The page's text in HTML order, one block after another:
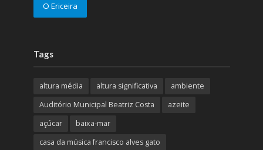
O Ericeira
Tags
altura média altura significativa
ambiente
Auditório Municipal Beatriz Costa
azeite
açúcar
baixa-mar
casa da música francisco alves gato